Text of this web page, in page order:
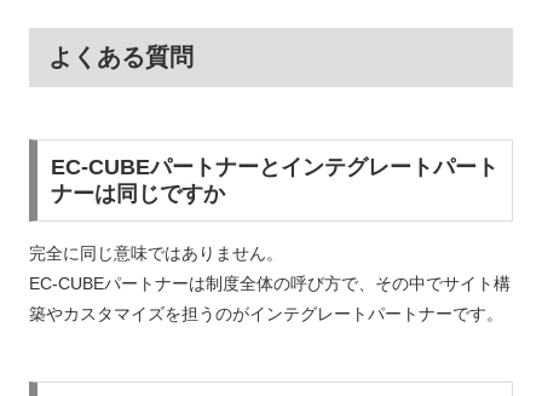
よくある質問
EC-CUBEパートナーとインテグレートパート
ナーは同じですか
完全に同じ意味ではありません。
EC-CUBEパートナーは制度全体の呼び方で、その中でサイト構
築やカスタマイズを担うのがインテグレートパートナーです。